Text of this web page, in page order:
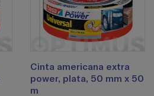
Cinta americana extra
power, plata, 50 mm x 50
m